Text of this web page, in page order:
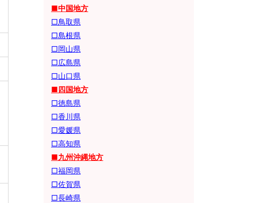
■中国地方
□鳥取県
□島根県
□岡山県
□広島県
□山口県
■四国地方
□徳島県
□香川県
□愛媛県
□高知県
■九州沖縄地方
□福岡県
□佐賀県
□長崎県